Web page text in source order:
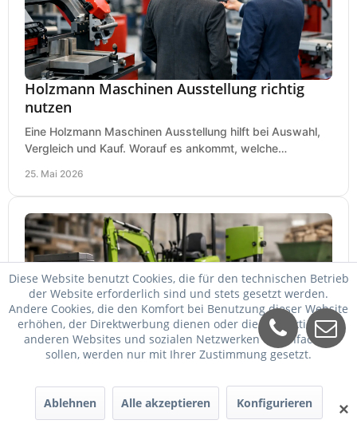
Holzmann Maschinen Ausstellung richtig
nutzen
Eine Holzmann Maschinen Ausstellung hilft bei Auswahl,
Vergleich und Kauf. Worauf es ankommt, welche
25. Mai 2026
Zipper Maschinen billiger kaufen
Zipper Maschinen billiger kaufen und trotzdem passend
auswählen: So vergleichen Sie Leistung, Ausstattung,
Service und Folgekosten richtig.
✕
Diese Website benutzt Cookies, die für den technischen Betrieb
der Website erforderlich sind und stets gesetzt werden.
Andere Cookies, die den Komfort bei Benutzung dieser Website
erhöhen, der Direktwerbung dienen oder die Interaktion mit
anderen Websites und sozialen Netzwerken vereinfachen
sollen, werden nur mit Ihrer Zustimmung gesetzt.
Ablehnen Alle akzeptieren Konfigurieren